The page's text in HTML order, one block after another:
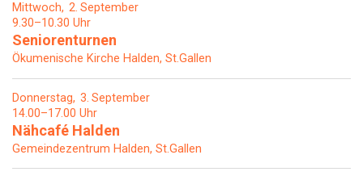
Mittwoch 2 September
9.30–10.30 Uhr
Seniorenturnen
Ökumenische Kirche Halden, St.Gallen
Donnerstag 3 September
14.00–17.00 Uhr
Nähcafé Halden
Gemeindezentrum Halden, St.Gallen